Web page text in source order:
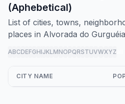
(Aphebetical)
List of cities, towns,
places in Alvorada do
ABCDEFGHIJKLMNOPQRSTUVWXYZ
CITY NAME